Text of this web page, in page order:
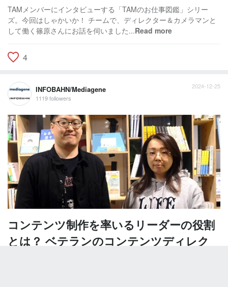
TAMメンバーにインタビューする「TAMのお仕事図鑑」シリー
ズ。今回はしゃかいか！ チームで、ディレクター＆カメラマンと
して働く篠原さんにお話を伺いました...Read more
4
INFOBAHN/Mediagene
1119 followers
2024-12-25
コンテンツ制作を率いるリーダーの役割
とは？ ベテランのコンテンツディレク